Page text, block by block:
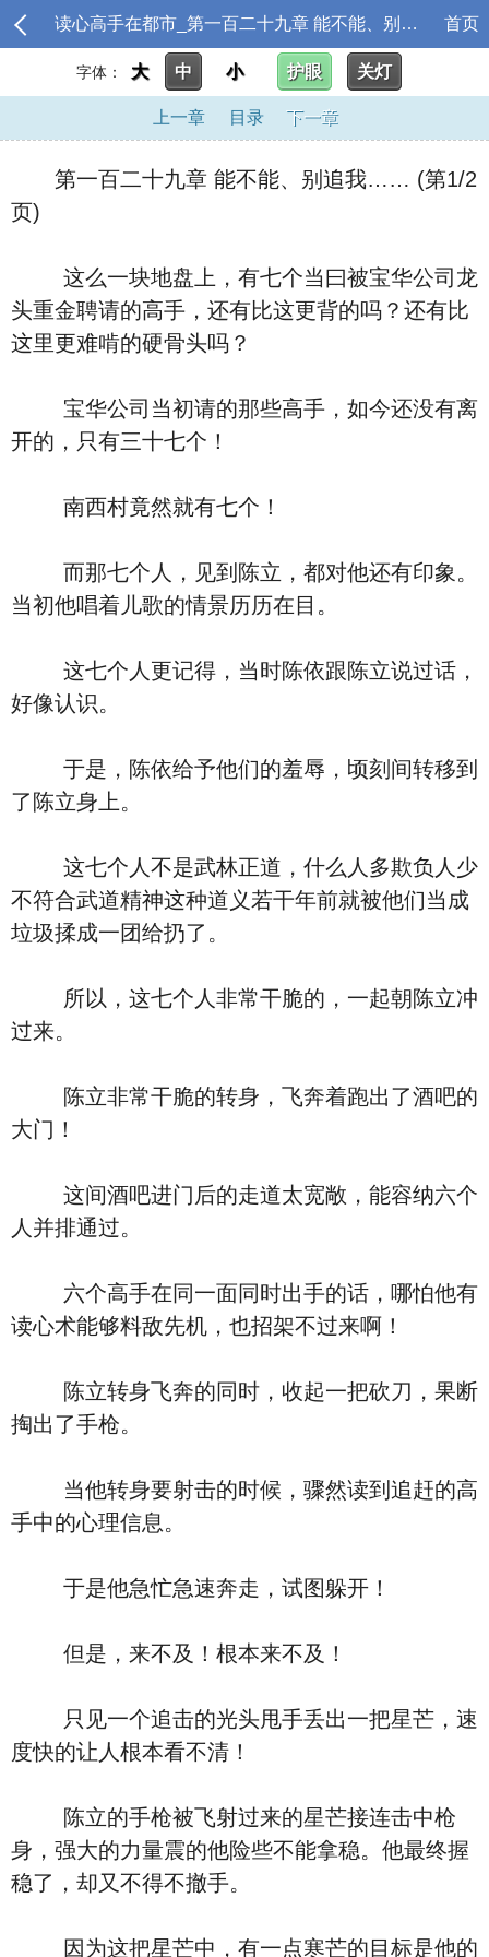
读心高手在都市_第一百二十九章 能不能、别追我…… 首页
字体： 大 中 小 护眼 关灯
上一章 目录 下一章
第一百二十九章 能不能、别追我…… (第1/2
页)
这么一块地盘上，有七个当曰被宝华公司龙
头重金聘请的高手，还有比这更背的吗？还有比
这里更难啃的硬骨头吗？
宝华公司当初请的那些高手，如今还没有离
开的，只有三十七个！
南西村竟然就有七个！
而那七个人，见到陈立，都对他还有印象。
当初他唱着儿歌的情景历历在目。
这七个人更记得，当时陈依跟陈立说过话，
好像认识。
于是，陈依给予他们的羞辱，顷刻间转移到
了陈立身上。
这七个人不是武林正道，什么人多欺负人少
不符合武道精神这种道义若干年前就被他们当成
垃圾揉成一团给扔了。
所以，这七个人非常干脆的，一起朝陈立冲
过来。
陈立非常干脆的转身，飞奔着跑出了酒吧的
大门！
这间酒吧进门后的走道太宽敞，能容纳六个
人并排通过。
六个高手在同一面同时出手的话，哪怕他有
读心术能够料敌先机，也招架不过来啊！
陈立转身飞奔的同时，收起一把砍刀，果断
掏出了手枪。
当他转身要射击的时候，骤然读到追赶的高
手中的心理信息。
于是他急忙急速奔走，试图躲开！
但是，来不及！根本来不及！
只见一个追击的光头甩手丢出一把星芒，速
度快的让人根本看不清！
陈立的手枪被飞射过来的星芒接连击中枪
身，强大的力量震的他险些不能拿稳。他最终握
稳了，却又不得不撤手。
因为这把星芒中，有一点寒芒的目标是他的